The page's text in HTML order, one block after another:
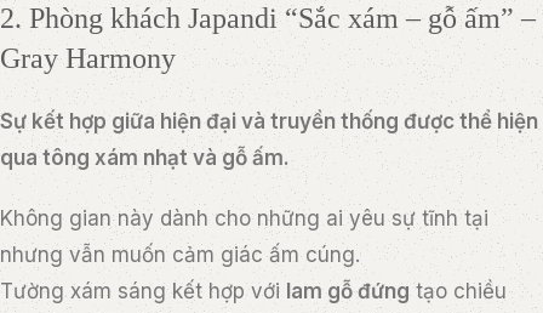
2. Phòng khách Japandi “Sắc xám – gỗ ấm” –
Gray Harmony
Sự kết hợp giữa hiện đại và truyền thống được thể hiện
qua tông xám nhạt và gỗ ấm.
Không gian này dành cho những ai yêu sự tĩnh tại
nhưng vẫn muốn cảm giác ấm cúng.
Tường xám sáng kết hợp với lam gỗ đứngtạo chiều